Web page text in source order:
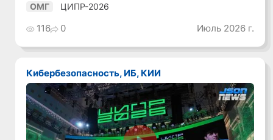
ОМГ ЦИПР-2026
116 0 Июль 2026 г.
Кибербезопасность, ИБ, КИИ